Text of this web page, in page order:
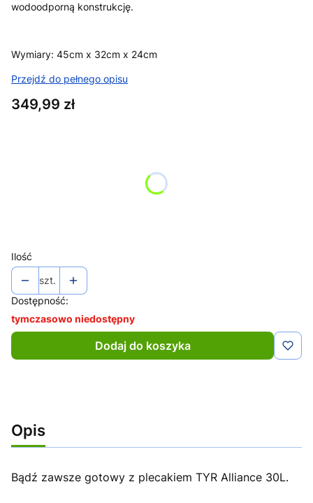
wodoodporną konstrukcję.
Wymiary: 45cm x 32cm x 24cm
Przejdź do pełnego opisu
Cena
349,99 zł
Ilość
szt.
Dostępność:
tymczasowo niedostępny
Dodaj do koszyka
Opis
Bądź zawsze gotowy z plecakiem TYR Alliance 30L.